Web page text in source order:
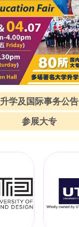
升学及国际事务公告
参展大专